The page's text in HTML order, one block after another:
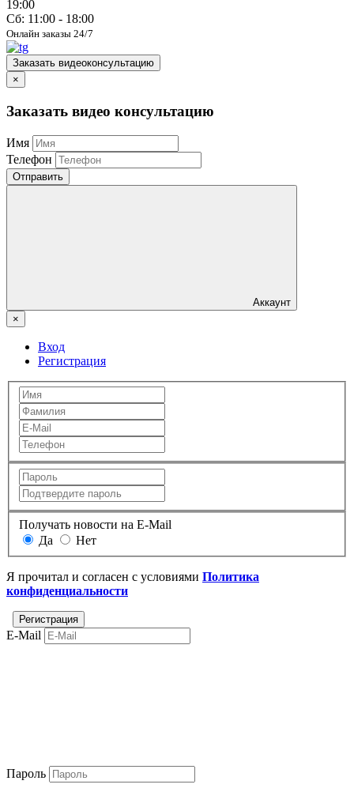
19:00
Сб: 11:00 - 18:00
Онлайн заказы 24/7
Заказать видеоконсультацию
×
Заказать видео консультацию
Имя
Телефон
Отправить
Аккаунт
×
Вход
Регистрация
Получать новости на E-Mail
Да
Нет
Я прочитал и согласен с условиями Политика
конфиденциальности
E-Mail
Пароль